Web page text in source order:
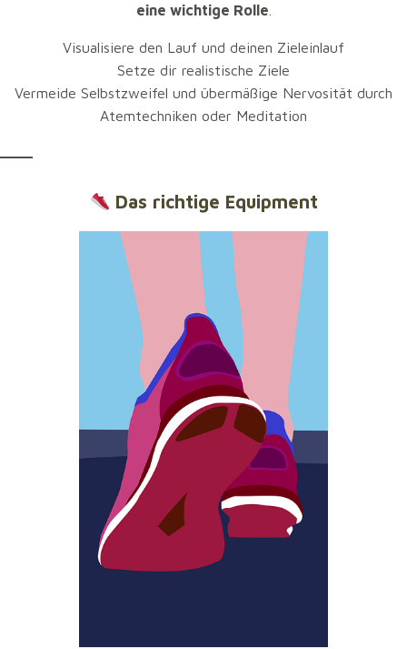
Mentale Vorbereitung
Nicht nur der Körper muss bereit sein – auch der
spielt eine wichtige Rolle
Visualisiere den Lauf und deinen Zieleinlauf
Setze dir realistische Ziele
Vermeide Selbstzweifel und übermäßige
Nervosität durch Atemtechniken oder Meditation
Das richtige Equipment
eine wichtige Rolle
Visualisiere den Lauf und deinen Zieleinlauf
Setze dir realistische Ziele
Vermeide Selbstzweifel und übermäßige Nervosität durch
Atemtechniken oder Meditation
Das richtige Equipment